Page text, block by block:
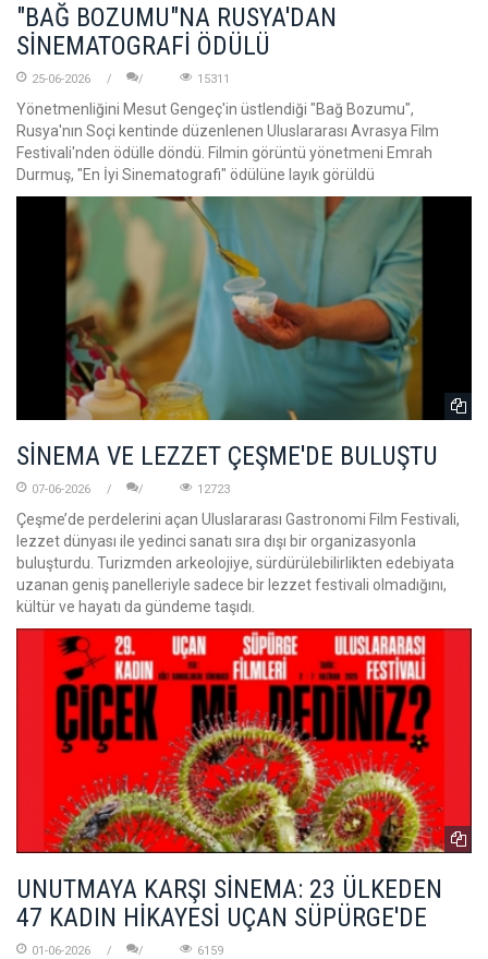
"BAĞ BOZUMU"NA RUSYA'DAN
SİNEMATOGRAFİ ÖDÜLÜ
25-06-2026 15311
Yönetmenliğini Mesut Gengeç'in üstlendiği "Bağ Bozumu",
Rusya'nın Soçi kentinde düzenlenen Uluslararası Avrasya Film
Festivali'nden ödülle döndü. Filmin görüntü yönetmeni Emrah
Durmuş, "En İyi Sinematografi" ödülüne layık görüldü
SİNEMA VE LEZZET ÇEŞME'DE BULUŞTU
07-06-2026 12723
Çeşme’de perdelerini açan Uluslararası Gastronomi Film Festivali,
lezzet dünyası ile yedinci sanatı sıra dışı bir organizasyonla
buluşturdu. Turizmden arkeolojiye, sürdürülebilirlikten edebiyata
uzanan geniş panelleriyle sadece bir lezzet festivali olmadığını,
kültür ve hayatı da gündeme taşıdı.
UNUTMAYA KARŞI SİNEMA: 23 ÜLKEDEN
47 KADIN HİKAYESİ UÇAN SÜPÜRGE'DE
01-06-2026 6159